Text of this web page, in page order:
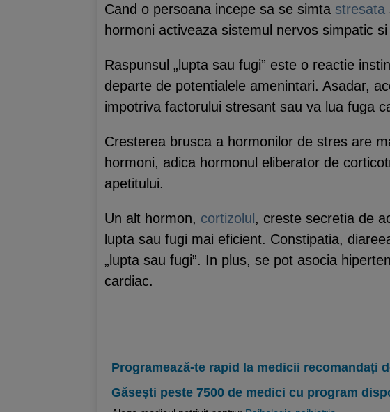
Cand o persoana incepe sa se simta stresata
hormoni activeaza sistemul nervos simpatic
Raspunsul „lupta sau fugi” este o reactie
departe de potentialele amenintari. Asadar,
impotriva factorului stresant sau va lua fuga
Cresterea brusca a hormonilor de stres are
hormoni, adica hormonul eliberator de
apetitului.
Un alt hormon, cortizolul, creste secretia de
lupta sau fugi mai eficient. Constipatia,
„lupta sau fugi”. In plus, se pot asocia
cardiac.
Programează-te rapid la medicii recomandați
Găsești peste 7500 de medici cu program